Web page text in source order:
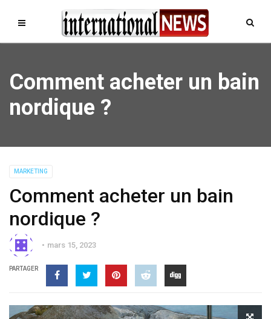
Comment acheter un bain
nordique ?
MARKETING
Comment acheter un bain
nordique ?
mars 15, 2023
PARTAGER